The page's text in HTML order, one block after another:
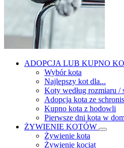
ADOPCJA LUB KUPNO
Wybór kota
Najlepszy kot dla...
Koty według rozmiaru /
Adopcja kota ze
Kupno kota z hodowli
Pierwsze dni kota w
ŻYWIENIE KOTÓW
Żywienie kota
Żywienie kociąt